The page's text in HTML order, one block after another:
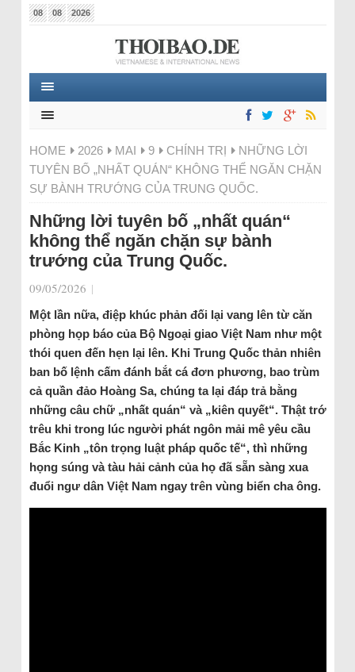
08 08 2026
HOME 2026 MAI 9 CHÍNH TRỊ
NHỮNG LỜI
TUYÊN BỐ „NHẤT QUÁN“ KHÔNG THỂ NGĂN CHẶN
SỰ BÀNH TRƯỚNG CỦA TRUNG QUỐC.
Những lời tuyên bố „nhất quán“
không thể ngăn chặn sự bành
trướng của Trung Quốc.
09/05/2026 |
Một lần nữa, điệp khúc phản đối lại vang lên từ căn
phòng họp báo của Bộ Ngoại giao Việt Nam như một
thói quen đến hẹn lại lên. Khi Trung Quốc thản nhiên
ban bố lệnh cấm đánh bắt cá đơn phương, bao trùm
cả quần đảo Hoàng Sa, chúng ta lại đáp trả bằng
những câu chữ „nhất quán“ và „kiên quyết“. Thật trớ
trêu khi trong lúc người phát ngôn mải mê yêu cầu
Bắc Kinh „tôn trọng luật pháp quốc tế“, thì những
họng súng và tàu hải cảnh của họ đã sẵn sàng xua
đuổi ngư dân Việt Nam ngay trên vùng biển cha ông.